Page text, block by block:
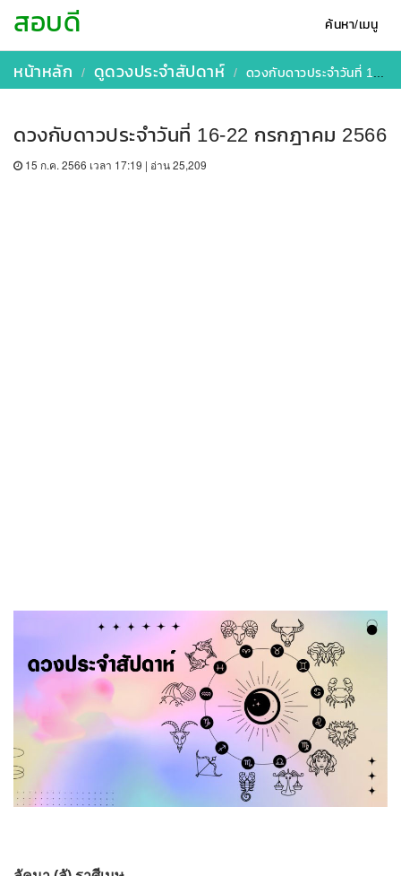
ค้นหา/เมนู
สอบดี
หน้าหลัก ดูดวงประจำสัปดาห์ ดวงกับดาวประจำวันที่ 16-22 กรกฎาคม 2566
ดวงกับดาวประจำวันที่ 16-22 กรกฎาคม 2566
15 ก.ค. 2566 เวลา 17:19 | อ่าน 25,209